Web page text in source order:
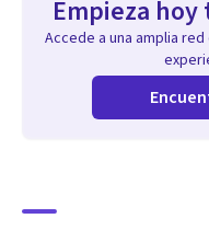
Empieza
Accede a una amplia